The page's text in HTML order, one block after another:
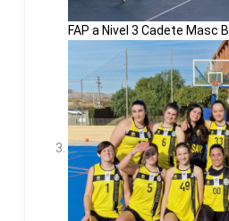
FAP a Nivel 3 Cadete Masc B